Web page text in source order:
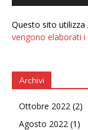
Questo sito utilizza
vengono elaborati
Archivi
Ottobre 2022 (2)
Agosto 2022 (1)